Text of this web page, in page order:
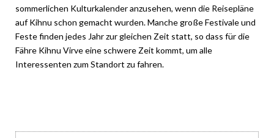
sommerlichen Kulturkalender anzusehen, wenn die Reisepläne
auf Kihnu schon gemacht wurden. Manche große Festivale und
Feste finden jedes Jahr zur gleichen Zeit statt, so dass für die
Fähre Kihnu Virve eine schwere Zeit kommt, um alle
Interessenten zum Standort zu fahren.